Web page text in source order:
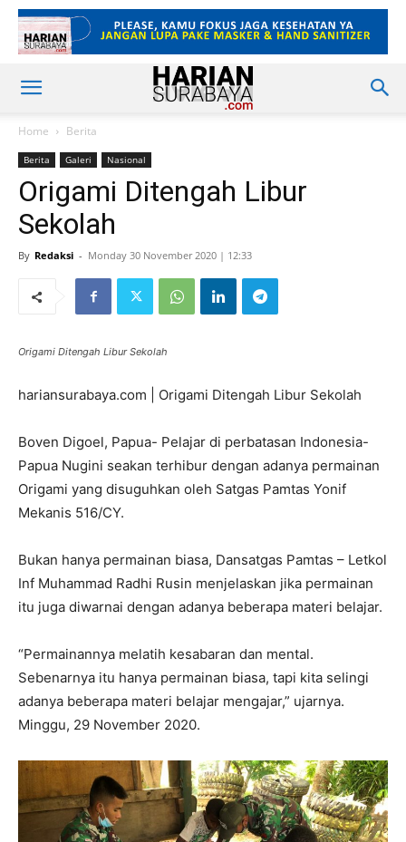
Home Berita
Berita Galeri Nasional
Origami Ditengah Libur
Sekolah
By Redaksi - Monday 30 November 2020 | 12:33
Origami Ditengah Libur Sekolah
hariansurabaya.com | Origami Ditengah Libur Sekolah
Boven Digoel, Papua- Pelajar di perbatasan Indonesia-
Papua Nugini seakan terhibur dengan adanya permainan
Origami yang disuguhkan oleh Satgas Pamtas Yonif
Mekanis 516/CY.
Bukan hanya permainan biasa, Dansatgas Pamtas – Letkol
Inf Muhammad Radhi Rusin menjelaskan jika permainan
itu juga diwarnai dengan adanya beberapa materi belajar.
“Permainannya melatih kesabaran dan mental.
Sebenarnya itu hanya permainan biasa, tapi kita selingi
adanya beberapa materi belajar mengajar,” ujarnya.
Minggu, 29 November 2020.